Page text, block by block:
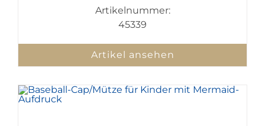
Artikelnummer:
45339
Artikel ansehen